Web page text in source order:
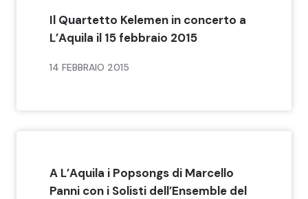
Il Quartetto Kelemen in concerto a
L’Aquila il 15 febbraio 2015
14 FEBBRAIO 2015
A L’Aquila i Popsongs di Marcello
Panni con i Solisti dell’Ensemble del